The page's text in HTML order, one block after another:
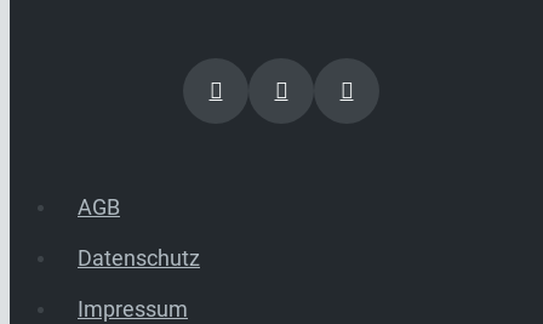
AGB
Datenschutz
Impressum